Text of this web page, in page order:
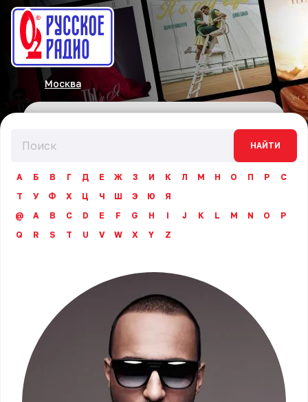
Москва
НАЙТИ
А Б В Г Д Е Ж З И К Л М Н О П Р
С
Т
У Ф Х Ц Ч Ш Э Ю
Я
@
A B C D E F G H I J K L M N O
P
Q
R S T U V W X Y Z